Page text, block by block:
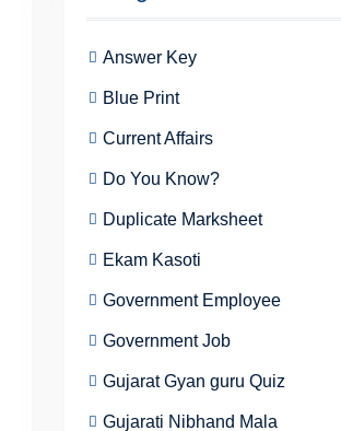
Answer Key
Blue Print
Current Affairs
Do You Know?
Duplicate Marksheet
Ekam Kasoti
Government Employee
Government Job
Gujarat Gyan guru Quiz
Gujarati Nibhand Mala